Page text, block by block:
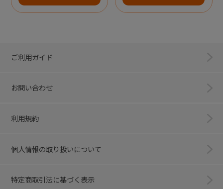
ご利用ガイド
お問い合わせ
利用規約
個人情報の取り扱いについて
特定商取引法に基づく表示